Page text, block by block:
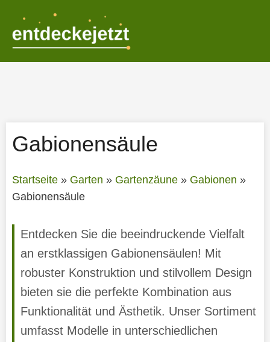
springen
Gabionensäule
Startseite» Garten » Gartenzäune» Gabionen »
Gabionensäule
Entdecken Sie die beeindruckende Vielfalt
an erstklassigen Gabionensäulen! Mit
robuster Konstruktion und stilvollem Design
bieten sie die perfekte Kombination aus
Funktionalität und Ästhetik. Unser Sortiment
umfasst Modelle in unterschiedlichen